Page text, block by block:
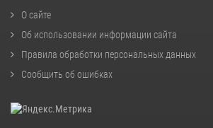
О сайте
Об использовании информации сайта
Правила обработки персональных данных
Сообщить об ошибках